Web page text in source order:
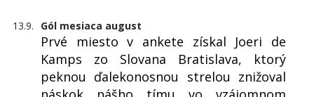
13.9. Gól mesiaca august
Prvé miesto v ankete získal Joeri de
Kamps zo Slovana Bratislava, ktorý
peknou ďalekonosnou strelou znižoval